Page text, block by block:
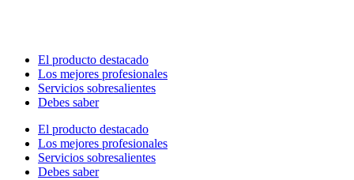
El producto destacado
Los mejores profesionales
Servicios sobresalientes
Debes saber
El producto destacado
Los mejores profesionales
Servicios sobresalientes
Debes saber